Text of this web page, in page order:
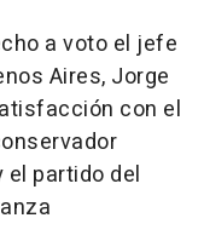
a voto el jefe
Aires, Jorge
con el
el partido del